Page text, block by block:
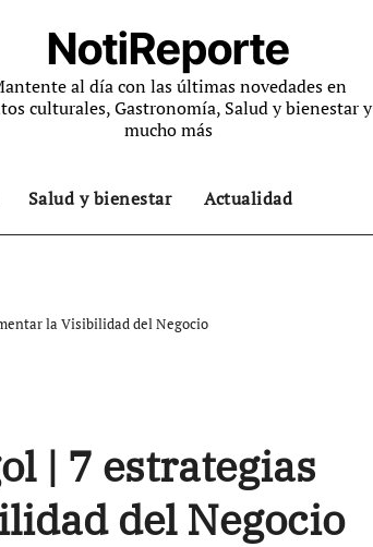
NotiReporte
al día con las últimas novedades en
culturales, Gastronomía, Salud y bienestar y
mucho más
Salud y bienestar Actualidad
la Visibilidad del Negocio
| 7 estrategias
del Negocio